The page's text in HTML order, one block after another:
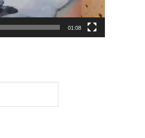
01:08